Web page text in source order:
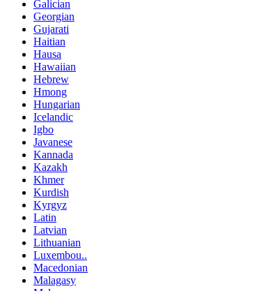
Galician
Georgian
Gujarati
Haitian
Hausa
Hawaiian
Hebrew
Hmong
Hungarian
Icelandic
Igbo
Javanese
Kannada
Kazakh
Khmer
Kurdish
Kyrgyz
Latin
Latvian
Lithuanian
Luxembou..
Macedonian
Malagasy